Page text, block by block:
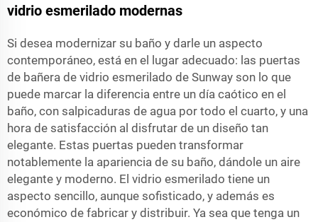
vidrio esmerilado modernas
Si desea modernizar su baño y darle un aspecto
contemporáneo, está en el lugar adecuado: las puertas
de bañera de vidrio esmerilado de Sunway son lo que
puede marcar la diferencia entre un día caótico en el
baño, con salpicaduras de agua por todo el cuarto, y una
hora de satisfacción al disfrutar de un diseño tan
elegante. Estas puertas pueden transformar
notablemente la apariencia de su baño, dándole un aire
elegante y moderno. El vidrio esmerilado tiene un
aspecto sencillo, aunque sofisticado, y además es
económico de fabricar y distribuir. Ya sea que tenga un